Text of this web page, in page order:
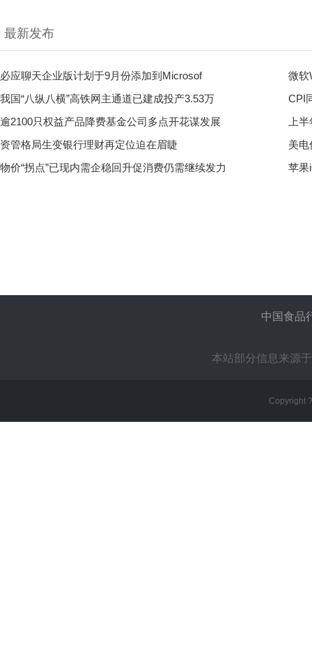
最新发布
必应聊天企业版计划于9月份添加到Microsof
微软
我国“八纵八横”高铁网主通道已建成投产3.53万
CPI
逾2100只权益产品降费基金公司多点开花谋发展
上
资管格局生变银行理财再定位迫在眉睫
美电
物价“拐点”已现内需企稳回升促消费仍需继续发力
苹果
中国食品
本站部分信息来源
Copyright